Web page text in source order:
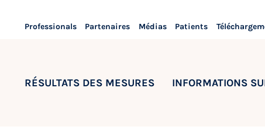
Professionals Partenaires Médias Patients
RÉSULTATS DES MESURES INFORMATIONS